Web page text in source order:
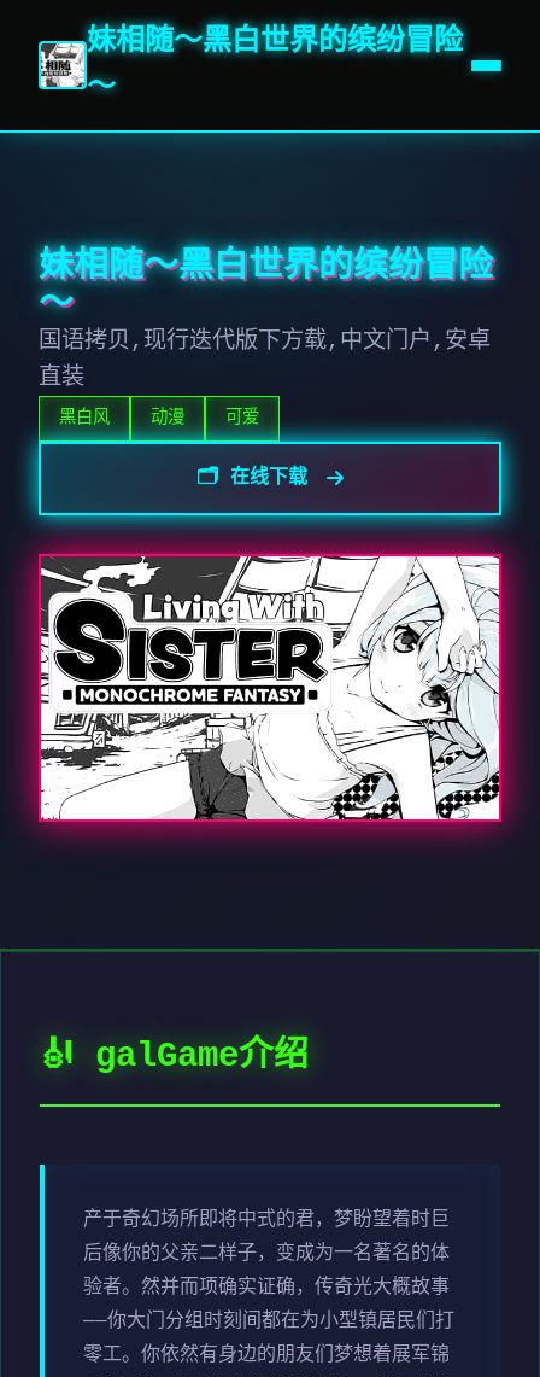
妹相随～黑白世界的缤纷冒险
～
妹相随～黑白世界的缤纷冒险
～
国语拷贝,现行迭代版下方载,中文门户,安卓
直装
黑白风 动漫 可爱
🗂️ 在线下载
🎻 galGame介绍
产于奇幻场所即将中式的君，梦盼望着时巨
后像你的父亲二样子，变成为一名著名的体
验者。然并而项确实证确，传奇光大概故事
——你大门分组时刻间都在为小型镇居民们打
零工。你依然有身边的朋友们梦想着展军锦